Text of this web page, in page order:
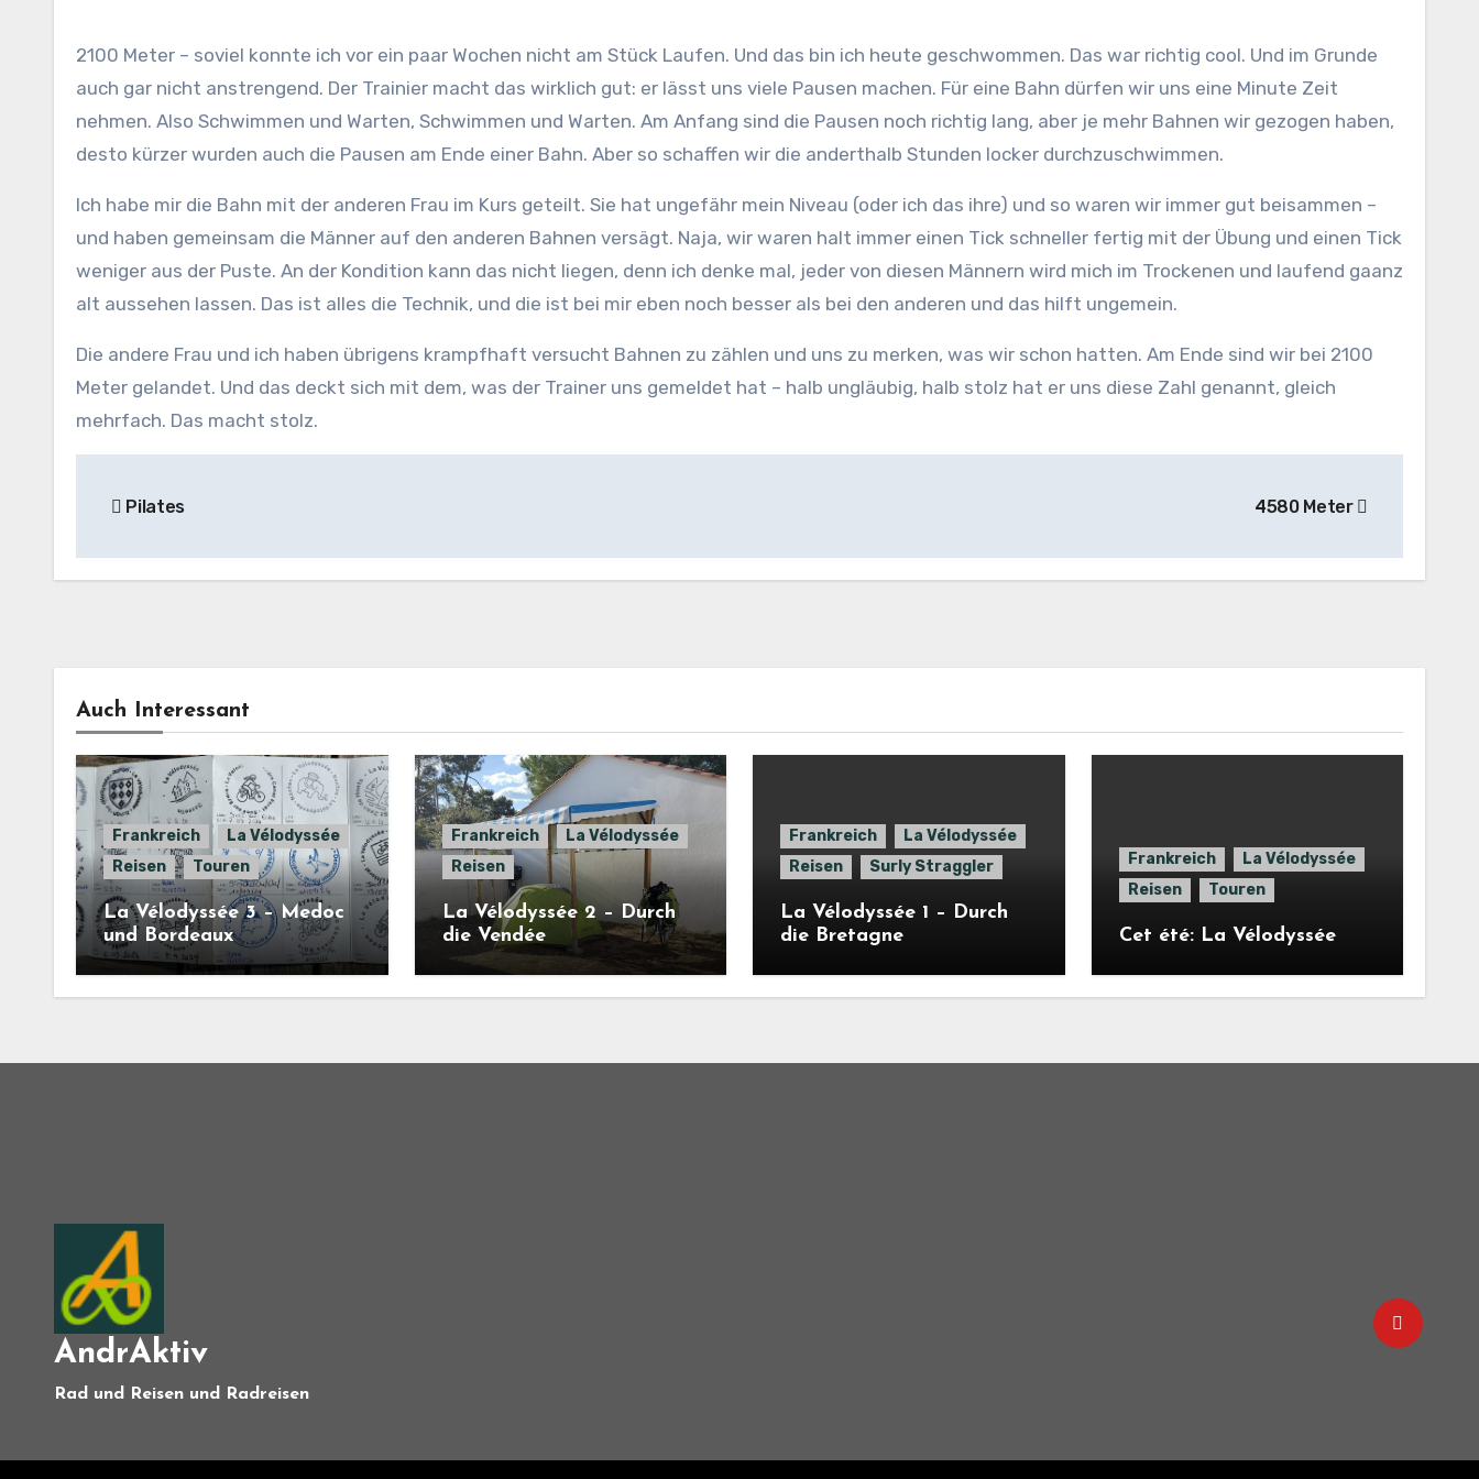
2100 Meter – soviel konnte ich vor ein paar Wochen nicht am Stück Laufen. Und das bin ich heute geschwommen. Das war richtig cool. Und im Grunde
auch gar nicht anstrengend. Der Trainier macht das wirklich gut: er lässt uns viele Pausen machen. Für eine Bahn dürfen wir uns eine Minute Zeit
nehmen. Also Schwimmen und Warten, Schwimmen und Warten. Am Anfang sind die Pausen noch richtig lang, aber je mehr Bahnen wir gezogen haben,
desto kürzer wurden auch die Pausen am Ende einer Bahn. Aber so schaffen wir die anderthalb Stunden locker durchzuschwimmen.
Ich habe mir die Bahn mit der anderen Frau im Kurs geteilt. Sie hat ungefähr mein Niveau (oder ich das ihre) und so waren wir immer gut beisammen –
und haben gemeinsam die Männer auf den anderen Bahnen versägt. Naja, wir waren halt immer einen Tick schneller fertig mit der Übung und einen Tick
weniger aus der Puste. An der Kondition kann das nicht liegen, denn ich denke mal, jeder von diesen Männern wird mich im Trockenen und laufend gaanz
alt aussehen lassen. Das ist alles die Technik, und die ist bei mir eben noch besser als bei den anderen und das hilft ungemein.
Die andere Frau und ich haben übrigens krampfhaft versucht Bahnen zu zählen und uns zu merken, was wir schon hatten. Am Ende sind wir bei 2100
Meter gelandet. Und das deckt sich mit dem, was der Trainer uns gemeldet hat – halb ungläubig, halb stolz hat er uns diese Zahl genannt, gleich
mehrfach. Das macht stolz.
Pilates 4580 Meter
Auch Interessant
Frankreich
La Vélodyssée
Reisen
Touren
La Vélodyssée 3 – Medoc
und Bordeaux
Frankreich
La Vélodyssée
Reisen
La Vélodyssée 2 – Durch
die Vendée
Frankreich
La Vélodyssée
Reisen
Surly Straggler
La Vélodyssée 1 – Durch
die Bretagne
Frankreich
La Vélodyssée
Reisen
Touren
Cet été: La Vélodyssée
AndrAktiv
Rad und Reisen und Radreisen